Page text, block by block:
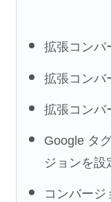
拡張コンバ
拡張コンバ
拡張コンバ
Google タ
ジョンを設
コンバージ